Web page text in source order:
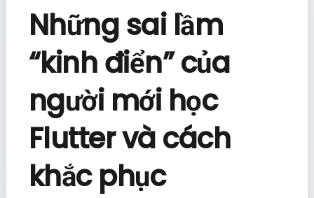
Những sai lầm
“kinh điển” của
người mới học
Flutter và cách
khắc phục